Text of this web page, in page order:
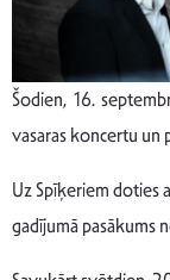
Šodien, 16.
vasaras koncertu un
Uz Spīķeriem doties
gadījumā pasākums